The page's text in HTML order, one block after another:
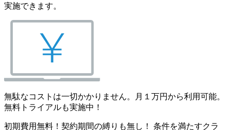
実施できます。
無駄なコストは一切かかりません。月１万円から利用可能。
無料トライアルも実施中！
初期費用無料！契約期間の縛りも無し！ 条件を満たすクラ